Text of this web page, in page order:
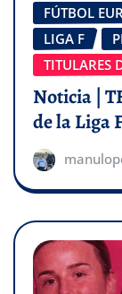
FÚTBOL
LIGA F
TITULARES
Noticia |
de la Liga